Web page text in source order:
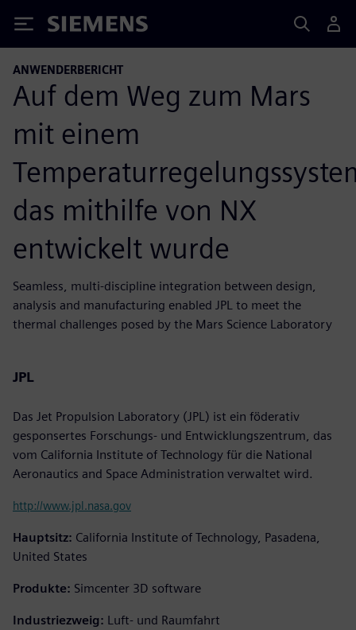
Siemens
ANWENDERBERICHT
Auf dem Weg zum Mars
mit einem
das mithilfe von NX
entwickelt wurde
Seamless, multi-discipline integration between design,
analysis and manufacturing enabled JPL to meet the
thermal challenges posed by the Mars Science Laboratory
JPL
Das Jet Propulsion Laboratory (JPL) ist ein föderativ
gesponsertes Forschungs- und Entwicklungszentrum, das
vom California Institute of Technology für die National
Aeronautics and Space Administration verwaltet wird.
http://www.jpl.nasa.gov
Hauptsitz: California Institute of Technology, Pasadena,
United States
Produkte: Simcenter 3D software
Industriezweig: Luft- und Raumfahrt